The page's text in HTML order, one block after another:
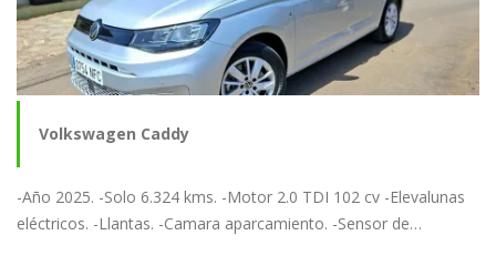
Volkswagen Caddy
-Año 2025. -Solo 6.324 kms. -Motor 2.0 TDI 102 cv -Elevalunas
eléctricos. -Llantas. -Camara aparcamiento. -Sensor de…